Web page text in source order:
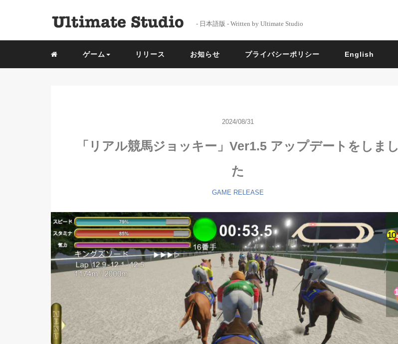
- 日本語版 - Written by Ultimate Studio
ゲーム リリース お知らせ プライバシーポリシー English
2024/08/31
「リアル競馬ジョッキー」Ver1.5 アップデートをしまし
た
GAME RELEASE